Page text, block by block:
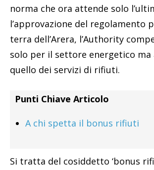
norma che ora attende solo
l’approvazione del regolamento
terra dell’Arera, l’Authority
solo per il settore energetico ma
quello dei servizi di rifiuti.
Punti Chiave Articolo
A chi spetta il bonus rifiuti
Si tratta del cosiddetto ‘bonus